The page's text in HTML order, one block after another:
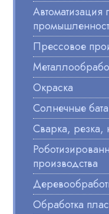
Прессовое
Окраска
Солнечные
Сварка, резка,
производства
Обработка